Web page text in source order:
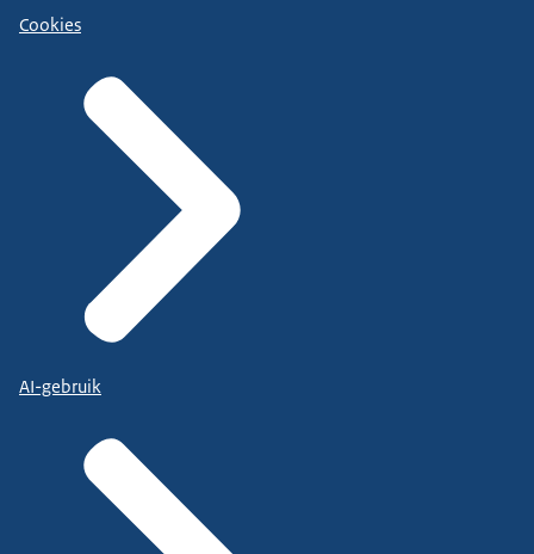
Cookies
AI-gebruik